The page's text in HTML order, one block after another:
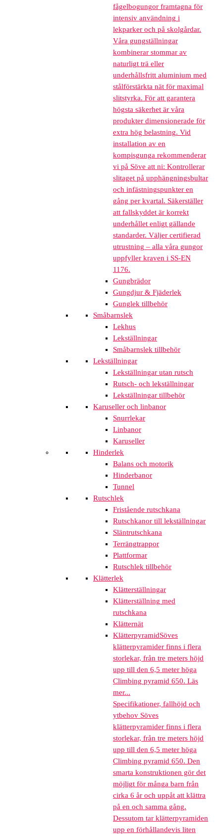
fågelbogungor framtagna för
intensiv användning i
lekparker och på skolgårdar.
Våra gungställningar
kombinerar stommar av
naturligt trä eller
underhållsfritt aluminium med
stålförstärkta nät för maximal
slitstyrka. För att garantera
högsta säkerhet är våra
produkter dimensionerade för
extra hög belastning. Vid
installation av en
kompisgunga rekommenderar
vi på Söve att ni: Kontrollerar
slitaget på upphängningsbultar
och infästningspunkter en
gång per kvartal. Säkerställer
att fallskyddet är korrekt
underhållet enligt gällande
standarder. Väljer certifierad
utrustning – alla våra gungor
uppfyller kraven i SS-EN
1176.
Gungbrädor
Gungdjur & Fjäderlek
Gunglek tillbehör
Småbarnslek
Lekhus
Lekställningar
Småbarnslek tillbehör
Lekställningar
Lekställningar utan rutsch
Rutsch- och lekställningar
Lekställningar tillbehör
Karuseller och linbanor
Snurrlekar
Linbanor
Karuseller
Hinderlek
Balans och motorik
Hinderbanor
Tunnel
Rutschlek
Fristående rutschkana
Rutschkanor till lekställningar
Släntrutschkana
Terrängtrappor
Plattformar
Rutschlek tillbehör
Klätterlek
Klätterställningar
Klätterställning med
rutschkana
Klätternät
KlätterpyramidSöves
klätterpyramider finns i flera
storlekar, från tre meters höjd
upp till den 6,5 meter höga
Climbing pyramid 650. Läs
mer...
Specifikationer, fallhöjd och
ytbehov Söves
klätterpyramider finns i flera
storlekar, från tre meters höjd
upp till den 6,5 meter höga
Climbing pyramid 650. Den
smarta konstruktionen gör det
möjligt för många barn från
cirka 6 år och uppåt att klättra
på en och samma gång.
Dessutom tar klätterpyramiden
upp en förhållandevis liten